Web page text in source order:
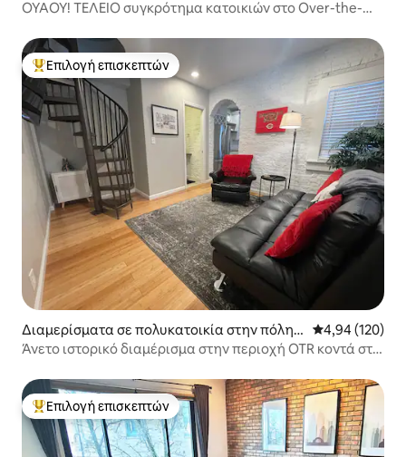
Over-The Rhine
ΟΥΆΟΥ! ΤΈΛΕΙΟ συγκρότημα κατοικιών στο Over-the-
Κορυφαία επιλογή επισκεπτών
Επιλογή επισκεπτών
Διαμερίσματα σε πολυκατοικία στην πόλη
Over-The Rhine
Μέση
4,94 (120)
Άνετο ιστορικό διαμέρισμα στην περιοχή OTR κοντά στο
Κορυφαία επιλογή επισκεπτών
Επιλογή επισκεπτών